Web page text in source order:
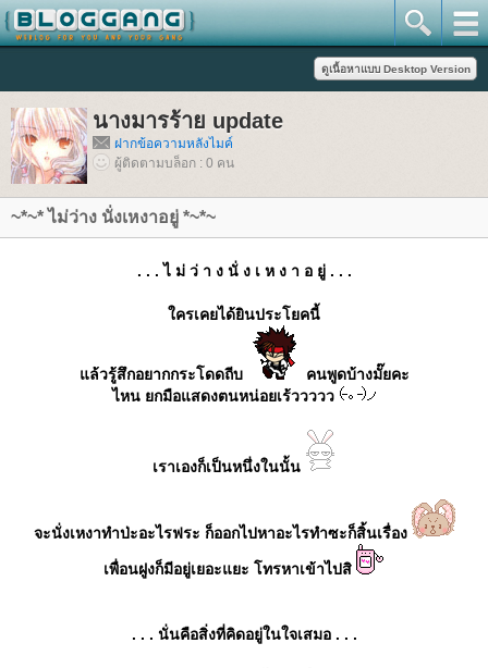
นางมารร้าย update
ฝากข้อความหลังไมค์
ผู้ติดตามบล็อก : 0 คน
~*~* ไม่ว่าง นั่งเหงาอยู่ *~*~
. . . ไ ม่ ว่ า ง นั่ ง เ ห ง า อ ยู่ . . .
ครเคยได้ยินประโยคนี้
ล้วรู้สึกอยากกระโดดถีบ
คนพูดบ้างมั๊ยคะ
ไหน ยกมือแสดงตนหน่อยเร้ววววว
เราเองก็เป็นหนึ่งในนั้น
จะนั่งเหงาทำป่ะอะไรฟระ ก็ออกไปหาอะไรทำซะก็สิ้นเรื่อง
เพื่อนฝูงก็มีอยู่เยอะแยะ โทรหาเข้าไปสิ
. . . นั่นคือสิ่งที่คิดอยู่ในใจเสมอ . . .